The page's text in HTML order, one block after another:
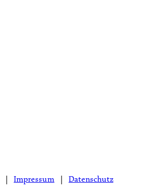
| Impressum | Datenschutz